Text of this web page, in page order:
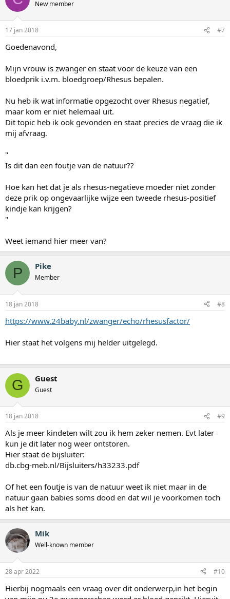
e
i
n
e
:
New member
17 jan 2018 #7
Goedenavond,
Mijn vrouw is zwanger en staat voor de keuze van een
bloedprik i.v.m. bloedgroep/Rhesus bepalen.
Nu heb ik wat informatie opgezocht over Rhesus negatief,
maar kom er niet helemaal uit.
Dit topic heb ik ook gevonden en staat precies de vraag die ik
mij afvraag.
"
Is dit dan een foutje van de natuur??
Hoe kan het dat je als rhesus-negatieve moeder niet zonder
deze prik op ongevaarlijke wijze een tweede rhesus-positief
kindje kan krijgen?
"
Weet iemand hier meer van?
P Pike
Member
18 jan 2018 #8
https://www.24baby.nl/zwanger/echo/rhesusfactor/
Hier staat het volgens mij helder uitgelegd.
G Guest
Guest
18 jan 2018 #9
Als je meer kindeten wilt zou ik hem zeker nemen. Evt later
kun je dit later nog weer ontstoren.
Hier staat de bijsluiter:
db.cbg-meb.nl/Bijsluiters/h33233.pdf
Of het een foutje is van de natuur weet ik niet maar in de
natuur gaan babies soms dood en dat wil je voorkomen toch
als het kan.
Mik
Well-known member
28 apr 2022 #10
Hierbij nogmaals een vraag over dit onderwerp,in het begin